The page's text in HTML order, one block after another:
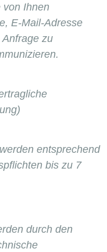
von Ihnen
E-Mail-Adresse
zu
entsprechend
bis zu 7
durch den